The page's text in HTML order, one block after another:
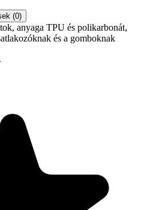
(0)
anyaga TPU és polikarbonát,
és a gomboknak